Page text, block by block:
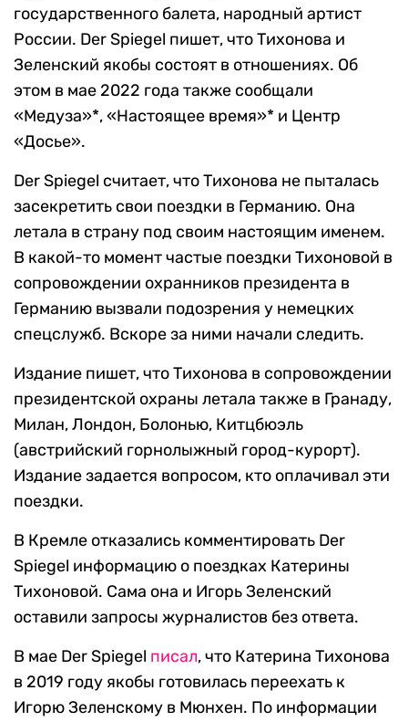
государственного балета, народный артист
России. Der Spiegel пишет, что Тихонова и
Зеленский якобы состоят в отношениях. Об
этом в мае 2022 года также сообщали
«Медуза»*, «Настоящее время»* и Центр
«Досье».
Der Spiegel считает, что Тихонова не пыталась
засекретить свои поездки в Германию. Она
летала в страну под своим настоящим именем.
В какой-то момент частые поездки Тихоновой в
сопровождении охранников президента в
Германию вызвали подозрения у немецких
спецслужб. Вскоре за ними начали следить.
Издание пишет, что Тихонова в сопровождении
президентской охраны летала также в Гранаду,
Милан, Лондон, Болонью, Китцбюэль
(австрийский горнолыжный город-курорт).
Издание задается вопросом, кто оплачивал эти
поездки.
В Кремле отказались комментировать Der
Spiegel информацию о поездках Катерины
Тихоновой. Сама она и Игорь Зеленский
оставили запросы журналистов без ответа.
В мае Der Spiegel писал, что Катерина Тихонова
в 2019 году якобы готовилась переехать к
Игорю Зеленскому в Мюнхен. По информации